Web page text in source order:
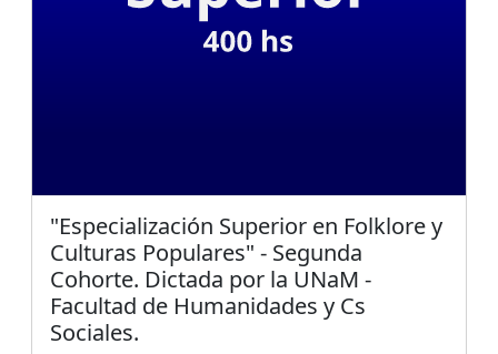
"Especialización Superior en Folklore y
Culturas Populares" - Segunda
Cohorte. Dictada por la UNaM -
Facultad de Humanidades y Cs
Sociales.